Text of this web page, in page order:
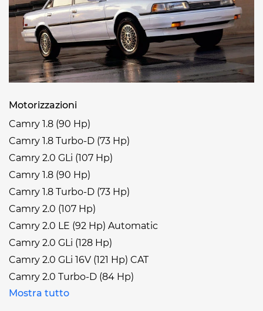
Motorizzazioni
Camry 1.8 (90 Hp)
Camry 1.8 Turbo-D (73 Hp)
Camry 2.0 GLi (107 Hp)
Camry 1.8 (90 Hp)
Camry 1.8 Turbo-D (73 Hp)
Camry 2.0 (107 Hp)
Camry 2.0 LE (92 Hp) Automatic
Camry 2.0 GLi (128 Hp)
Camry 2.0 GLi 16V (121 Hp) CAT
Camry 2.0 Turbo-D (84 Hp)
Mostra tutto